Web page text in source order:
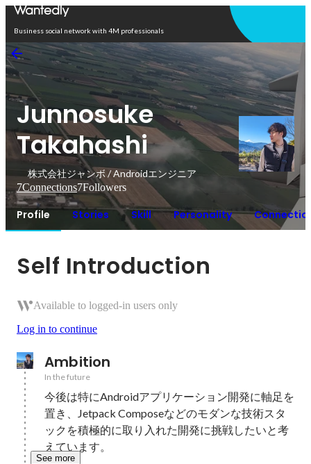
Business social network with 4M professionals
Junnosuke
Takahashi
株式会社ジャンボ / Androidエンジニア
7Connections7Followers
Profile Stories Skill Personality
Self Introduction
Available to logged-in users only
Log in to continue
Ambition
In the future
今後は特にAndroidアプリケーション開発に軸足を
置き、Jetpack Composeなどのモダンな技術スタ
ックを積極的に取り入れた開発に挑戦したいと考
えています。
See more